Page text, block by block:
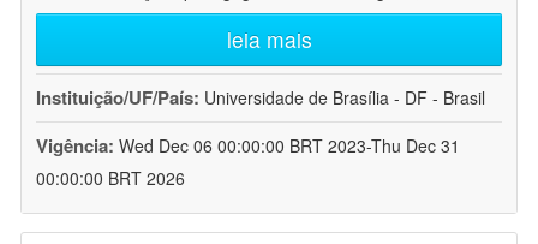
leia mais
Instituição/UF/País: Universidade de Brasília - DF - Brasil
Vigência: Wed Dec 06 00:00:00 BRT 2023-Thu Dec 31
00:00:00 BRT 2026